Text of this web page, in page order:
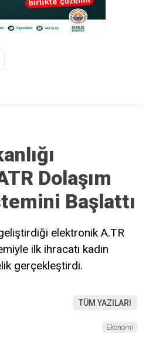
Dolaşım
Başlattı
geliştirdiği elektronik A.TR
ilk ihracatı kadın
gerçekleştirdi.
TÜM YAZILARI
Ekonomi